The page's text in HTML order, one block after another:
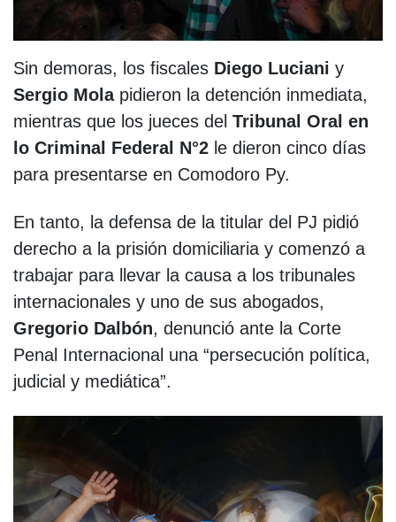
Sin demoras, los fiscales Diego Luciani y
Sergio Molapidieron la detención inmediata,
mientras que los jueces del Tribunal Oral en
lo Criminal Federal N°2 le dieron cinco días
para presentarse en Comodoro Py.
En tanto, la defensa de la titular del PJ pidió
derecho a la prisión domiciliaria y comenzó a
trabajar para llevar la causa a los tribunales
internacionales y uno de sus abogados,
Gregorio Dalbón, denunció ante la Corte
Penal Internacional una “persecución política,
judicial y mediática”.